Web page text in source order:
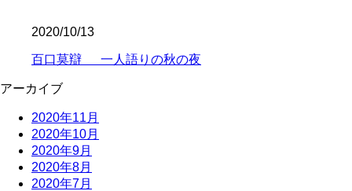
2020/10/13
百口莫辯 一人語りの秋の夜
アーカイブ
2020年11月
2020年10月
2020年9月
2020年8月
2020年7月